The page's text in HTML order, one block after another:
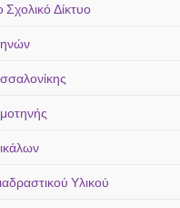
Σχολικό Δίκτυο
Υλικού